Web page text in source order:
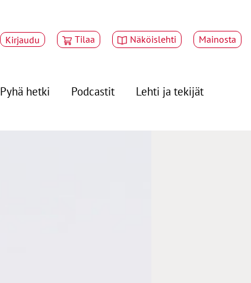
Kirjaudu Tilaa Näköislehti Mainosta
Pyhä hetki Podcastit
Lehti ja tekijät